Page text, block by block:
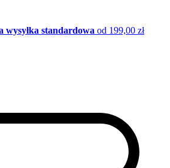
wysyłka standardowa od 199,00 zł